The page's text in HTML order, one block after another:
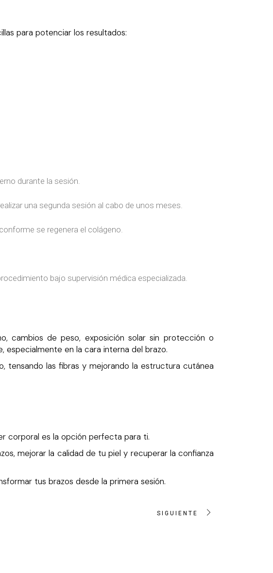
para potenciar los resultados:
durante la sesión.
una segunda sesión al cabo de unos meses.
se regenera el colágeno.
bajo supervisión médica especializada.
cambios de peso, exposición solar sin protección o
especialmente en la cara interna del brazo.
las fibras y mejorando la estructura cutánea
corporal es la opción perfecta para ti.
mejorar la calidad de tu piel y recuperar la confianza
tus brazos desde la primera sesión.
SIGUIENTE